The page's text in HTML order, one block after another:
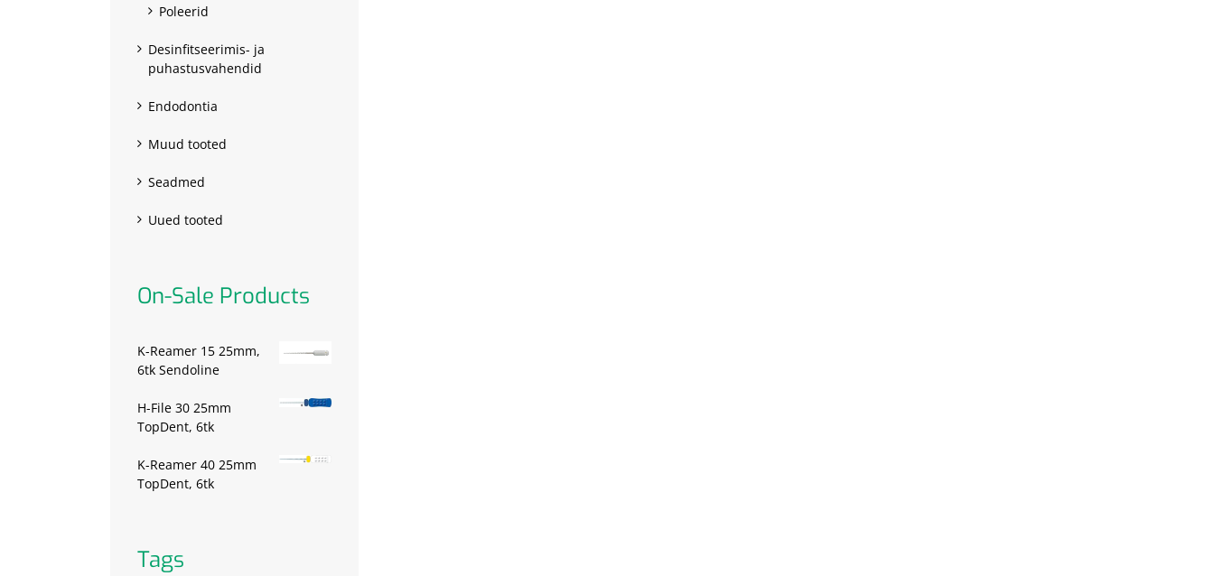
Poleerid
Desinfitseerimis- ja
puhastusvahendid
Endodontia
Muud tooted
Seadmed
Uued tooted
On-Sale Products
K-Reamer 15 25mm,
6tk Sendoline
H-File 30 25mm
TopDent, 6tk
K-Reamer 40 25mm
TopDent, 6tk
Tags